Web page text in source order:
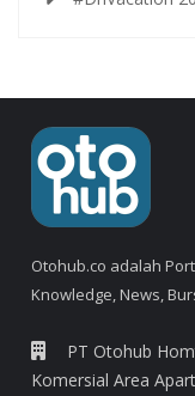
Otohub.co adalah
Knowledge, News,
PT Otohub
Komersial Area